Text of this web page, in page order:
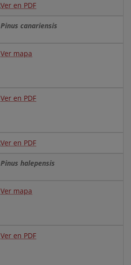
Ver en PDF
Pinus canariensis
Ver mapa
Ver en PDF
Ver en PDF
Pinus halepensis
Ver mapa
Ver en PDF